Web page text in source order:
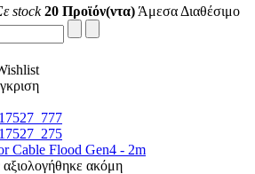
stock 20 Προϊόν(ντα) Άμεσα Διαθέσιμο
Cable Flood Gen4 - 2m
ακόμη